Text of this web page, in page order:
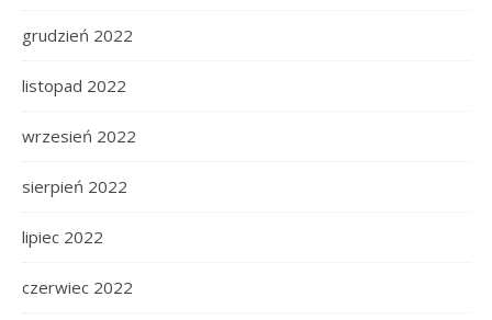
grudzień 2022
listopad 2022
wrzesień 2022
sierpień 2022
lipiec 2022
czerwiec 2022